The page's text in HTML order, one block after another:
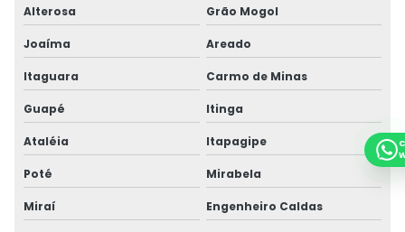
Alterosa Grão Mogol
Joaíma Areado
Itaguara Carmo de Minas
Guapé Itinga
Ataléia Itapagipe
Poté Mirabela
Miraí Engenheiro Caldas